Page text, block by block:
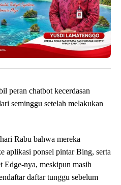
peran chatbot kecerdasan
seminggu setelah melakukan
Rabu bahwa mereka
aplikasi ponsel pintar Bing, serta
Edge-nya, meskipun masih
daftar tunggu sebelum